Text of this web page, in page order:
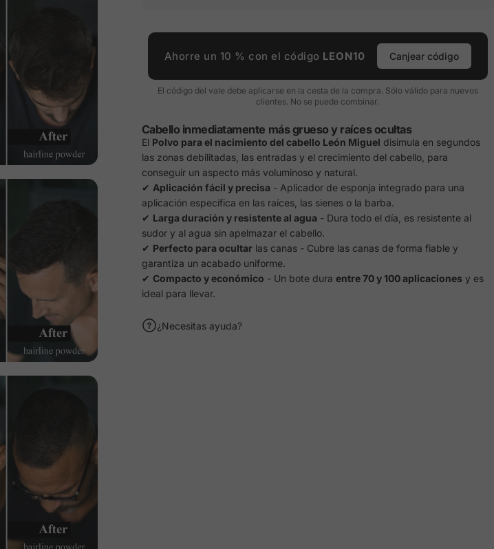
Ahorre un 10 % con el código LEON10 Canjear código
El código del vale debe aplicarse en la cesta de la compra. Sólo válido para nuevos
clientes. No se puede combinar.
Cabello inmediatamente más grueso y raíces ocultas
El Polvo para el nacimiento del cabello León Miguel disimula en segundos
las zonas debilitadas, las entradas y el crecimiento del cabello, para
conseguir un aspecto más voluminoso y natural.
✔ Aplicación fácil y precisa - Aplicador de esponja integrado para una
aplicación específica en las raíces, las sienes o la barba.
✔ Larga duración y resistente al agua - Dura todo el día, es resistente al
sudor y al agua sin apelmazar el cabello.
✔ Perfecto para ocultarlas canas - Cubre las canas de forma fiable y
garantiza un acabado uniforme.
✔ Compacto y económico - Un bote dura entre 70 y 100 aplicaciones y es
ideal para llevar.
¿Necesitas ayuda?